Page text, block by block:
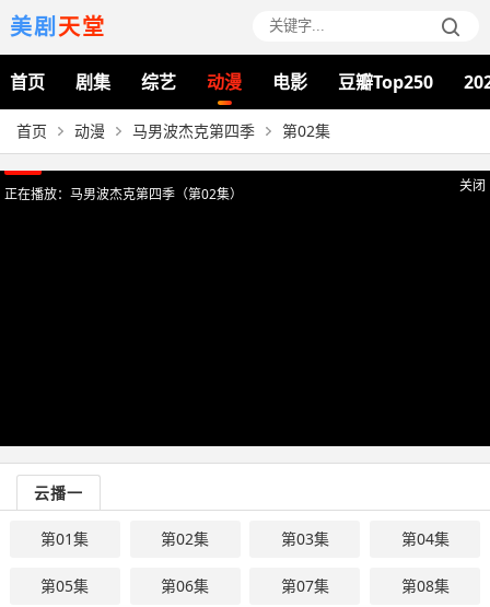
美剧天堂
首页 剧集 综艺 动漫 电影 豆瓣Top250
首页 动漫 马男波杰克第四季 第02集
关闭
正在播放：马男波杰克第四季（第02集）
云播一
第01集 第02集 第03集 第04集
第05集 第06集 第07集 第08集